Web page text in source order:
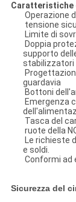
Operazione
tensione
Limite di
Doppia
supporto
stabilizzatori
guardavia
Bottoni
Emergenza
Tasca del
ruote della
Le richieste
e soldi.
Conformi ad
Sicurezza del